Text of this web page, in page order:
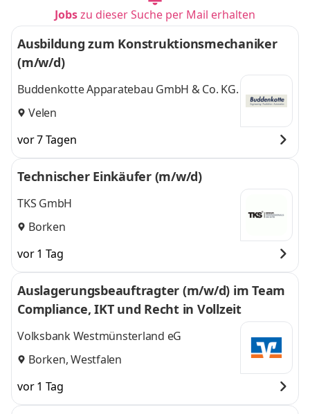
Jobszu dieser Suche per Mail erhalten
Ausbildung zum Konstruktions­mechaniker
(m/w/d)
Buddenkotte Apparatebau GmbH & Co. KG.
Velen
vor 7 Tagen
Technischer Einkäufer (m/w/d)
TKS GmbH
Borken
vor 1 Tag
Auslagerungsbeauftragter (m/w/d) im Team
Compliance, IKT und Recht in Vollzeit
Volksbank Westmünsterland eG
Borken, Westfalen
vor 1 Tag